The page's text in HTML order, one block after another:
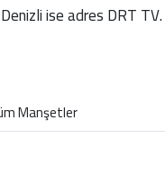
ise adres DRT TV.
Manşetler